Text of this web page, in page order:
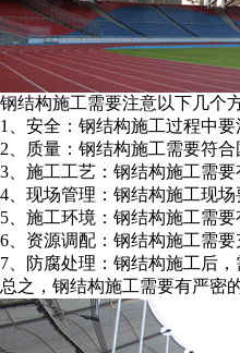
钢结构施工需要注意以下几个
1、安全：钢结构施工过程中
2、质量：钢结构施工需要符
3、施工工艺：钢结构施工需
4、现场管理：钢结构施工现
5、施工环境：钢结构施工需
6、资源调配：钢结构施工需
7、防腐处理：钢结构施工后
总之，钢结构施工需要有严密